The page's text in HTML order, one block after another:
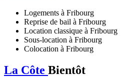
Logements à Fribourg
Reprise de bail à Fribourg
Location classique à Fribourg
Sous-location à Fribourg
Colocation à Fribourg
La Côte Bientôt